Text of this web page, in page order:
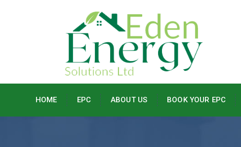
HOME EPC ABOUT US BOOK YOUR EPC